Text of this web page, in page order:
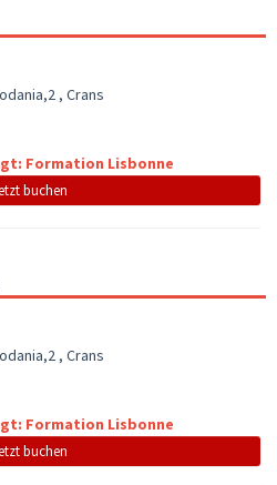
, Crans
Formation Lisbonne
buchen
, Crans
Formation Lisbonne
buchen